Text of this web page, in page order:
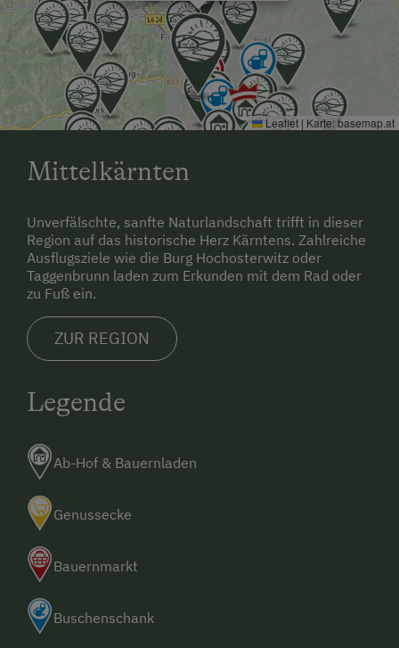
rundherum.
Ausstiegsstelle Treibach-Althofen, der Fußweg ist ca.
2 km also um die 20 Minuten.
Vom Stadtzentrum Richtung Friesach auf der
rechts nach dem Lebensmittelgeschäft Hofer. Kurz
vor der Ortstafel sieht man das Haus und
Stallgebäude.
Von Friesach kommend vorbei beim Schloss
Töscheldorf von der Friesacher Straße nimmt man
die erste Einfahrt links nach der Ortstafel.
Leaflet | Karte:basemap.at
Mittelkärnten
Unverfälschte, sanfte Naturlandschaft trifft in dieser
Region auf das historische Herz Kärntens. Zahlreiche
Ausflugsziele wie die Burg Hochosterwitz oder
Taggenbrunn laden zum Erkunden mit dem Rad oder
zu Fuß ein.
ZUR REGION
Legende
Ab-Hof & Bauernladen
Genussecke
Bauernmarkt
Buschenschank